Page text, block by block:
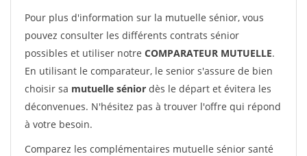
Pour plus d'information sur la mutuelle sénior, vous
pouvez consulter les différents contrats sénior
possibles et utiliser notre COMPARATEUR MUTUELLE.
En utilisant le comparateur, le senior s'assure de bien
choisir sa mutuelle sénior dès le départ et évitera les
déconvenues. N'hésitez pas à trouver l'offre qui répond
à votre besoin.
Comparez les complémentaires mutuelle sénior santé